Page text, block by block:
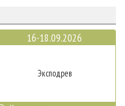
16-18.09.2026
Эксподрев